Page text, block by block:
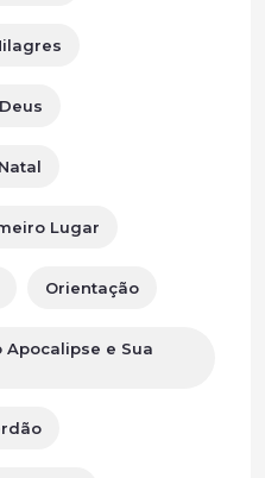
Natal
Lugar
Orientação
Apocalipse e Sua